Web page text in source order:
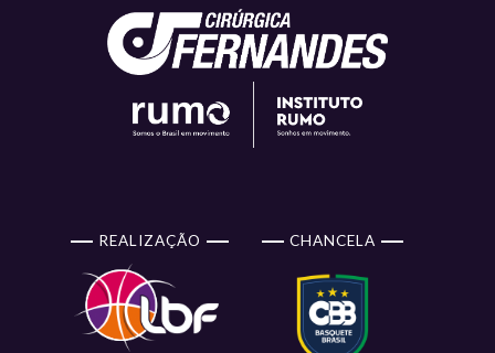
REALIZAÇÃO CHANCELA